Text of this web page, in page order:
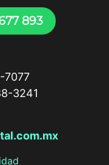
893
7077
3241